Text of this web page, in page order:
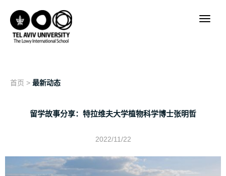
首页 > 最新动态
留学故事分享：特拉维夫大学植物科学博士张明哲
2022/11/22